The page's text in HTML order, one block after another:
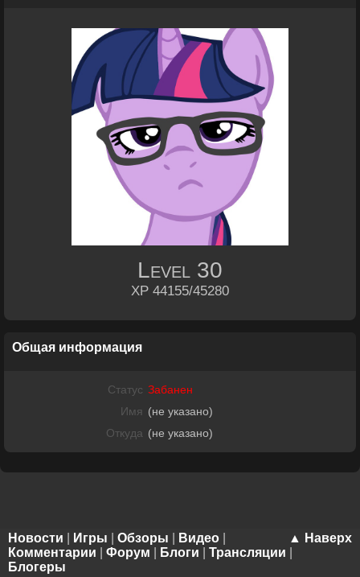
Level 30
XP 44155/45280
Общая информация
Статус Забанен
Имя (не указано)
Откуда (не указано)
▲ Наверх
Новости Игры Обзоры Видео
Комментарии
Форум Блоги Трансляции
Блогеры